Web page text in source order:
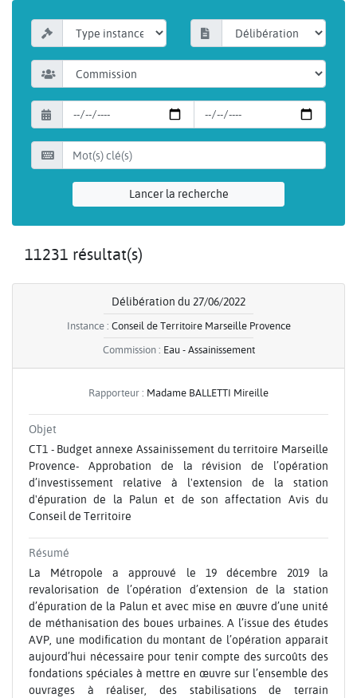
Lancer la recherche
11231 résultat(s)
Délibération du 27/06/2022
Instance : Conseil de Territoire Marseille Provence
Commission : Eau - Assainissement
Rapporteur : Madame BALLETTI Mireille
Objet
CT1 - Budget annexe Assainissement du territoire Marseille
Provence- Approbation de la révision de l’opération
d’investissement relative à l'extension de la station
d'épuration de la Palun et de son affectation Avis du
Conseil de Territoire
Résumé
La Métropole a approuvé le 19 décembre 2019 la
revalorisation de l’opération d’extension de la station
d’épuration de la Palun et avec mise en œuvre d’une unité
de méthanisation des boues urbaines. A l’issue des études
AVP, une modification du montant de l’opération apparait
aujourd’hui nécessaire pour tenir compte des surcoûts des
fondations spéciales à mettre en œuvre sur l’ensemble des
ouvrages à réaliser, des stabilisations de terrain